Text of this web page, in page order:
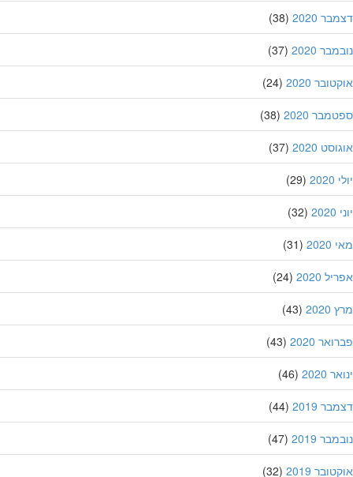
2020
(38)
2020
(37)
2020
(24)
2020
(38)
2020
(37)
(29)
(32)
(31)
2020
(24)
(43)
2020
(43)
2020
(46)
2019
(44)
2019
(47)
2019
(32)